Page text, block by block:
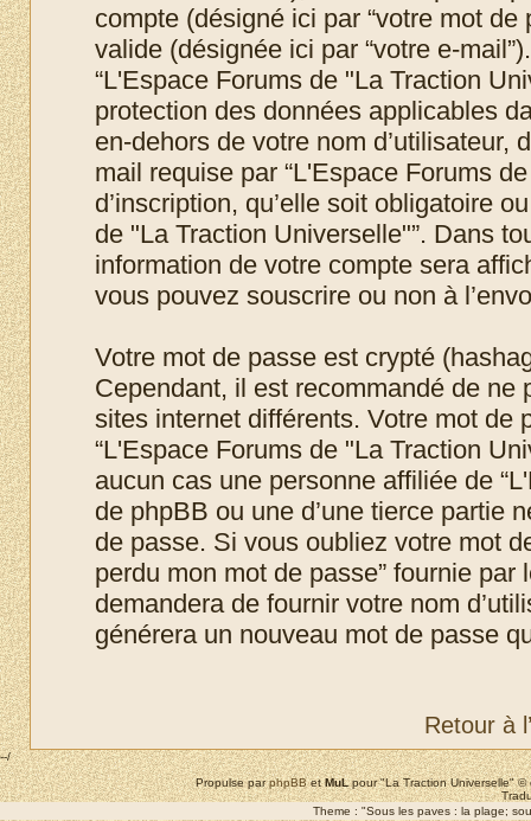
compte (désigné ici par “votre mot
valide (désignée ici par “votre e-
“L'Espace Forums de "La Traction
protection des données applicables
en-dehors de votre nom d’utilisateur,
mail requise par “L'Espace Forums
d’inscription, qu’elle soit obligatoire
de "La Traction Universelle"”. Dans
information de votre compte sera
vous pouvez souscrire ou non à
Votre mot de passe est crypté
Cependant, il est recommandé de
sites internet différents. Votre mot de
“L'Espace Forums de "La Traction
aucun cas une personne affiliée de
de phpBB ou une d’une tierce partie
de passe. Si vous oubliez votre mot
perdu mon mot de passe” fournie
demandera de fournir votre nom
générera un nouveau mot de passe
Retour à
--/
Propulse parphpBBetMuLpour "La Traction Universelle"
Theme : "Sous les paves : la plage;